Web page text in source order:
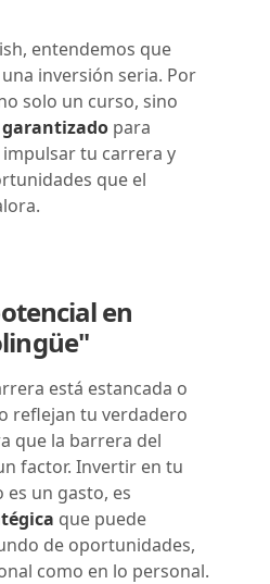
entendemos que
inversión seria. Por
solo un curso, sino
para
tu carrera y
que el
en
está estancada o
reflejan tu verdadero
que la barrera del
factor. Invertir en tu
un gasto, es
que puede
de oportunidades,
como en lo personal.